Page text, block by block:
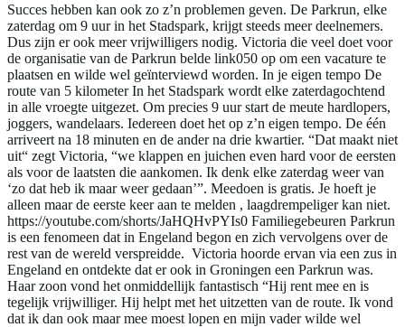
Succes hebben kan ook zo z’n problemen geven. De Parkrun, elke
zaterdag om 9 uur in het Stadspark, krijgt steeds meer deelnemers.
Dus zijn er ook meer vrijwilligers nodig. Victoria die veel doet voor
de organisatie van de Parkrun belde link050 op om een vacature te
plaatsen en wilde wel geïnterviewd worden. In je eigen tempo De
route van 5 kilometer In het Stadspark wordt elke zaterdagochtend
in alle vroegte uitgezet. Om precies 9 uur start de meute hardlopers,
joggers, wandelaars. Iedereen doet het op z’n eigen tempo. De één
arriveert na 18 minuten en de ander na drie kwartier. “Dat maakt niet
uit“ zegt Victoria, “we klappen en juichen even hard voor de eersten
als voor de laatsten die aankomen. Ik denk elke zaterdag weer van
‘zo dat heb ik maar weer gedaan’”. Meedoen is gratis. Je hoeft je
alleen maar de eerste keer aan te melden , laagdrempeliger kan niet.
https://youtube.com/shorts/JaHQHvPYIs0 Familiegebeuren Parkrun
is een fenomeen dat in Engeland begon en zich vervolgens over de
rest van de wereld verspreidde. Victoria hoorde ervan via een zus in
Engeland en ontdekte dat er ook in Groningen een Parkrun was.
Haar zoon vond het onmiddellijk fantastisch “Hij rent mee en is
tegelijk vrijwilliger. Hij helpt met het uitzetten van de route. Ik vond
dat ik dan ook maar mee moest lopen en mijn vader wilde wel